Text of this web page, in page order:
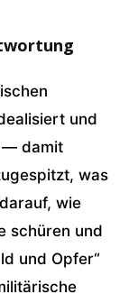
und
— damit
was
wie
schüren und
und Opfer“